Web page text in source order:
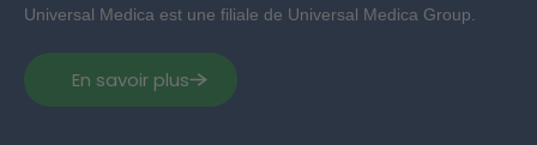
Universal Medica est une filiale de Universal Medica Group.
En savoir plus